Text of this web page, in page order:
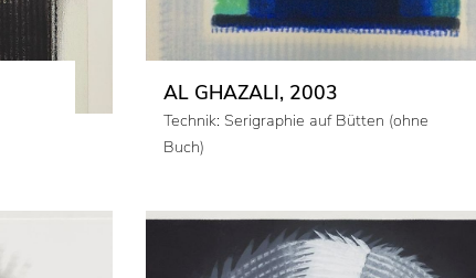
AL GHAZALI, 2003
Technik: Serigraphie auf Bütten (ohne
Buch)